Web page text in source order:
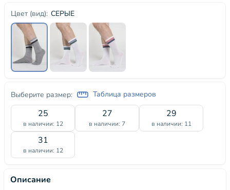
Цвет (вид): СЕРЫЕ
Выберите размер: Таблица размеров
25
в наличии: 12
27
в наличии: 7
29
в наличии: 11
31
в наличии: 12
Описание